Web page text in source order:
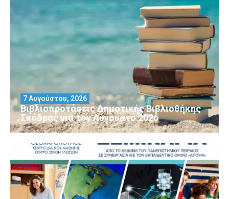
Βιβλιοπροτάσεις Δημοτικής Βιβλιοθήκης
Σκύδρας για τον Αύγούστο 2026
7 Αυγούστου, 2026